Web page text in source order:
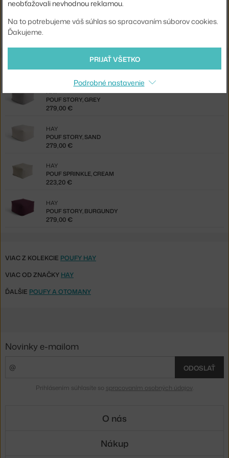
Jste z Česka? Přejděte naPouf Story, grey
Shopping from the EU? Switch to
Pouf Story, grey
Z rovnakej kolekcie
POUF STORY, GREY
HAY
279,00 €
POUF STORY, SAND
HAY
279,00 €
POUF SPRINKLE, CREAM
HAY
223,20 €
POUF STORY, BURGUNDY
HAY
279,00 €
VIAC Z KOLEKCIE POUFY HAY
VIAC OD ZNAČKY HAY
ĎALŠIE POUFY A OTOMANY
neobťažovali nevhodnou reklamou.
Na to potrebujeme váš súhlas so spracovaním súborov cookies.
Ďakujeme.
PRIJAŤ VŠETKO
Podrobné nastavenie
Novinky e-mailom
ODOSLAŤ
Prihlásením súhlasíte so spracovaním osobných údajov.
O nás
Nákup